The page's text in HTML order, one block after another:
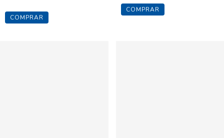
COMPRAR
COMPRAR